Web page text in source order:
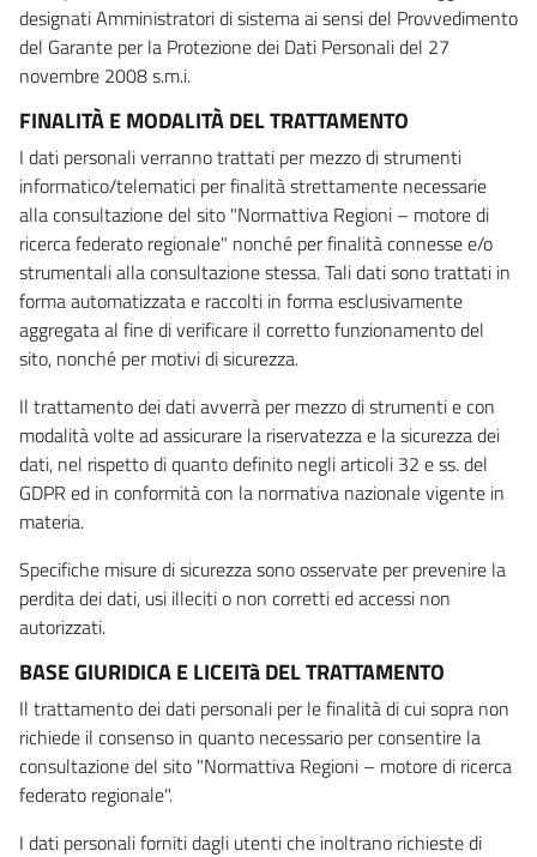
designati Amministratori di sistema ai sensi del Provvedimento
del Garante per la Protezione dei Dati Personali del 27
novembre 2008 s.m.i.
FINALITÀ E MODALITÀ DEL TRATTAMENTO
I dati personali verranno trattati per mezzo di strumenti
informatico/telematici per finalità strettamente necessarie
alla consultazione del sito "Normattiva Regioni – motore di
ricerca federato regionale" nonché per finalità connesse e/o
strumentali alla consultazione stessa. Tali dati sono trattati in
forma automatizzata e raccolti in forma esclusivamente
aggregata al fine di verificare il corretto funzionamento del
sito, nonché per motivi di sicurezza.
Il trattamento dei dati avverrà per mezzo di strumenti e con
modalità volte ad assicurare la riservatezza e la sicurezza dei
dati, nel rispetto di quanto definito negli articoli 32 e ss. del
GDPR ed in conformità con la normativa nazionale vigente in
materia.
Specifiche misure di sicurezza sono osservate per prevenire la
perdita dei dati, usi illeciti o non corretti ed accessi non
autorizzati.
BASE GIURIDICA E LICEITà DEL TRATTAMENTO
Il trattamento dei dati personali per le finalità di cui sopra non
richiede il consenso in quanto necessario per consentire la
consultazione del sito "Normattiva Regioni – motore di ricerca
federato regionale".
I dati personali forniti dagli utenti che inoltrano richieste di